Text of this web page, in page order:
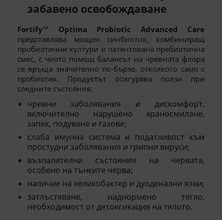
забавено освобождаване
Fortify™ Optima Probiotic Advanced Care
представлява мощен синбиотик, комбиниращ
пробиотични култури и патентована пребиотична
смес, с чиято помощ балансът на чревната флора
се връща значително по-бързо, отколкото само с
пробиотик. Продуктът осигурява ползи при
следните състояния:
чревни заболявания и дискомфорт,
включително нарушено храносмилане,
запек, подуване и газове;
слаба имунна система и податливост към
простудни заболявания и грипни вируси;
възпалителни състояния на червата,
особено на тънките черва;
наличие на хеликобактер и дуоденални язви;
затлъстяване, наднормено тегло,
необходимост от детоксикация на тялото.